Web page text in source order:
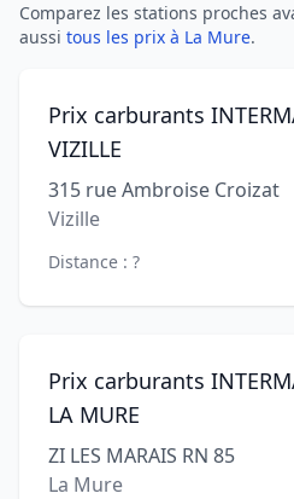
Comparez les stations proches
aussi tous les prix à La Mure.
Prix carburants
VIZILLE
315 rue Ambroise Croizat
Vizille
Distance : ?
Prix carburants
LA MURE
ZI LES MARAIS RN 85
La Mure